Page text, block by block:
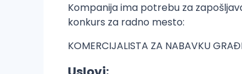
Kompanija ima potrebu za
konkurs za radno mesto:
KOMERCIJALISTA ZA NABAVKU